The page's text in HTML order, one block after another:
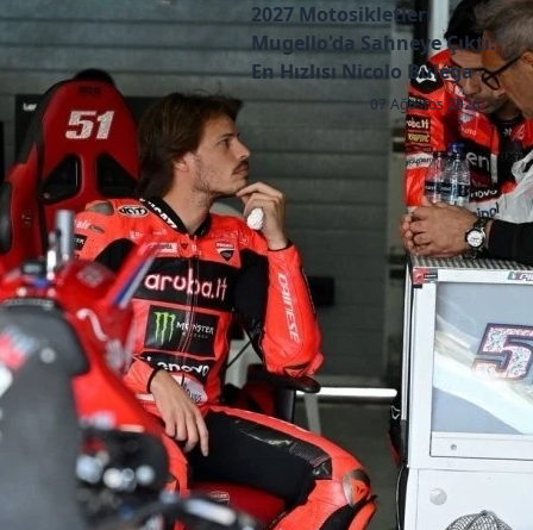
2027 Motosikletleri
Mugello'da Sahneye Çıktı:
En Hızlısı Nicolo Bulega
07 Ağustos 2026
Copyright © 2026 - All right reserved by RaceResult